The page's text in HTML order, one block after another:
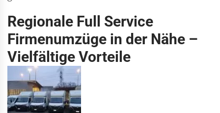
Regionale Full Service
Firmenumzüge in der Nähe –
Vielfältige Vorteile